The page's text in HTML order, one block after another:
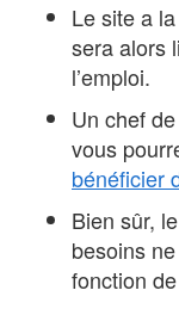
Le site a
sera alors
l’emploi.
Un chef
vous
bénéficier
Bien sûr,
besoins
fonction